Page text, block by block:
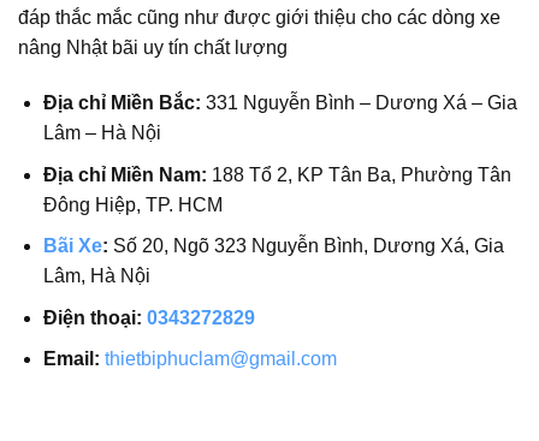
đáp thắc mắc cũng như được giới thiệu cho các dòng xe
nâng Nhật bãi uy tín chất lượng
Địa chỉ Miền Bắc: 331 Nguyễn Bình – Dương Xá – Gia
Lâm – Hà Nội
Địa chỉ Miền Nam: 188 Tổ 2, KP Tân Ba, Phường Tân
Đông Hiệp, TP. HCM
Bãi Xe: Số 20, Ngõ 323 Nguyễn Bình, Dương Xá, Gia
Lâm, Hà Nội
Điện thoại: 0343272829
Email: thietbiphuclam@gmail.com